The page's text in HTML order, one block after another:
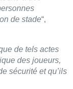
de stade“,
de tels actes
des joueurs,
sécurité et qu’ils